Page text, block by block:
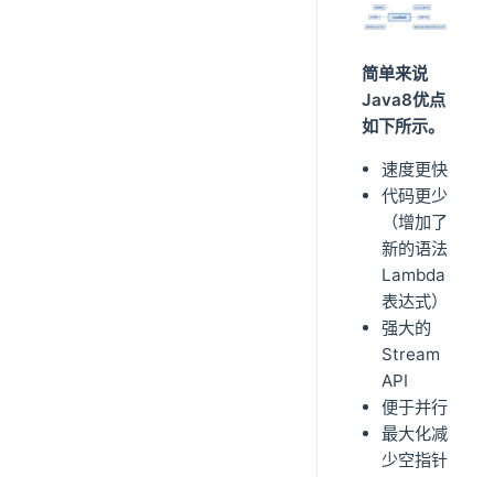
简单来说
Java8优点
如下所示。
速度更快
代码更少
（增加了
新的语法
Lambda
表达式）
强大的
Stream
API
便于并行
最大化减
少空指针